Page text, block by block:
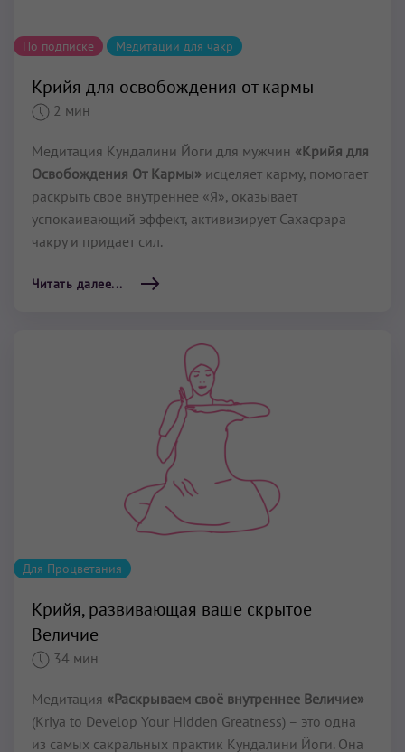
По подписке Медитации для чакр
Крийя для освобождения от кармы
2 мин
Медитация Кундалини Йоги для мужчин «Крийя для
Освобождения От Кармы» исцеляет карму, помогает
раскрыть свое внутреннее «Я», оказывает
успокаивающий эффект, активизирует Сахасрара
чакру и придает сил.
Читать далее...
Для Процветания
Крийя, развивающая ваше скрытое
Величие
34 мин
Медитация «Раскрываем своё внутреннее Величие»
(Kriya to Develop Your Hidden Greatness) – это одна
из самых сакральных практик Кундалини Йоги. Она